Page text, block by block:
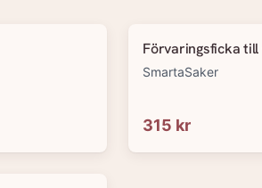
Förvaringsficka till
SmartaSaker
315 kr